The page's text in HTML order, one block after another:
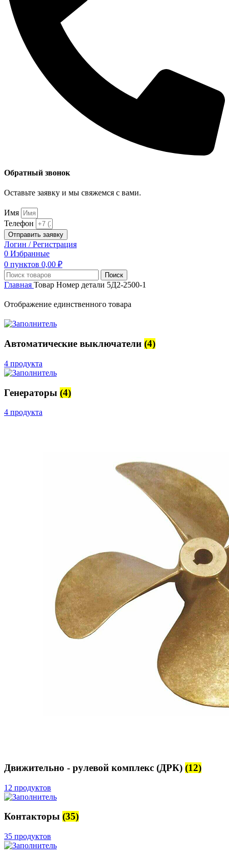
Обратный звонок
Оставьте заявку и мы свяжемся с вами.
Имя
Телефон
Отправить заявку
Логин / Регистрация
0 Избранные
0 пунктов 0,00 ₽
Поиск
Главная Товар Номер детали 5Д2-2500-1
Отображение единственного товара
Автоматические выключатели (4)
4 продукта
Генераторы (4)
4 продукта
Движительно - рулевой комплекс (ДРК) (12)
12 продуктов
Контакторы (35)
35 продуктов